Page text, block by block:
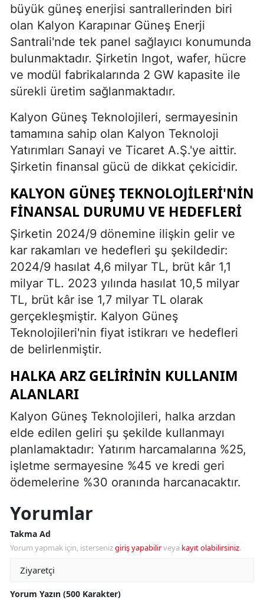
büyük güneş enerjisi santrallerinden biri
olan Kalyon Karapınar Güneş Enerji
Santrali'nde tek panel sağlayıcı konumunda
bulunmaktadır. Şirketin Ingot, wafer, hücre
ve modül fabrikalarında 2 GW kapasite ile
sürekli üretim sağlanmaktadır.
Kalyon Güneş Teknolojileri, sermayesinin
tamamına sahip olan Kalyon Teknoloji
Yatırımları Sanayi ve Ticaret A.Ş.'ye aittir.
Şirketin finansal gücü de dikkat çekicidir.
KALYON GÜNEŞ TEKNOLOJILERI'NIN
FINANSAL DURUMU VE HEDEFLERI
Şirketin 2024/9 dönemine ilişkin gelir ve
kar rakamları ve hedefleri şu şekildedir:
2024/9 hasılat 4,6 milyar TL, brüt kâr 1,1
milyar TL. 2023 yılında hasılat 10,5 milyar
TL, brüt kâr ise 1,7 milyar TL olarak
gerçekleşmiştir. Kalyon Güneş
Teknolojileri'nin fiyat istikrarı ve hedefleri
de belirlenmiştir.
HALKA ARZ GELIRININ KULLANIM
ALANLARI
Kalyon Güneş Teknolojileri, halka arzdan
elde edilen geliri şu şekilde kullanmayı
planlamaktadır: Yatırım harcamalarına %25,
işletme sermayesine %45 ve kredi geri
ödemelerine %30 oranında harcanacaktır.
Yorumlar
Takma Ad
Yorum yapmak için, istersenizgiriş yapabilirveya kayıt olabilirsiniz.
Yorum Yazın (500 Karakter)